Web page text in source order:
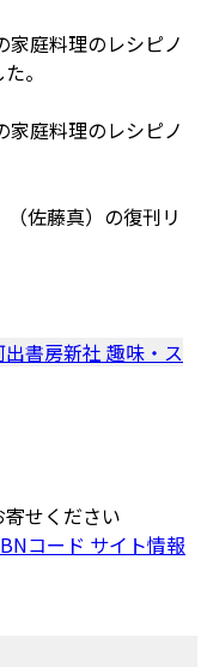
家庭料理のレシピノ
。
家庭料理のレシピノ
佐藤真）の復刊リ
出書房新社 趣味・ス
せください
コード サイト情報